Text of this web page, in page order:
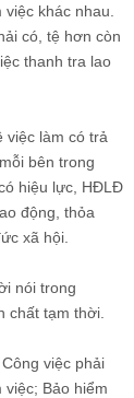
khác nhau.
có, tệ hơn còn
thanh tra lao
việc làm có trả
bên trong
hiệu lực, HĐLĐ
động, thỏa
xã hội.
nói trong
chất tạm thời.
việc phải
Bảo hiểm